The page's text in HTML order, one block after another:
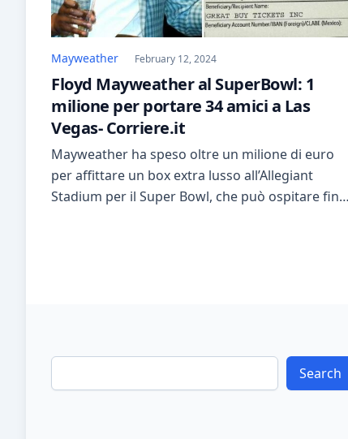
Mayweather February 12, 2024
Floyd Mayweather al SuperBowl: 1
milione per portare 34 amici a Las
Vegas- Corriere.it
Mayweather ha speso oltre un milione di euro
per affittare un box extra lusso all’Allegiant
Stadium per il Super Bowl, che può ospitare fino
Search